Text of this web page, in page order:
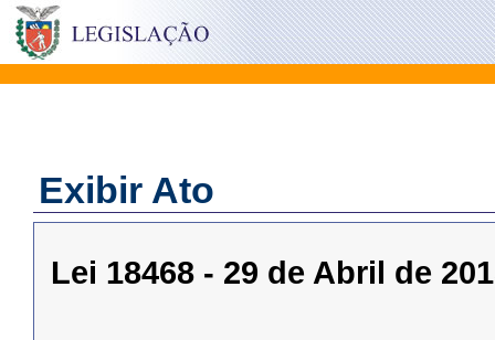
Exibir Ato
Lei 18468 - 29 de Abril de